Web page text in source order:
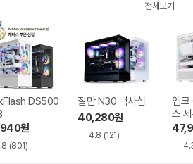
전체보기
DS500
원
(801)
잘만 N30 백사십
40,280원
4.8 (121)
앱코
스